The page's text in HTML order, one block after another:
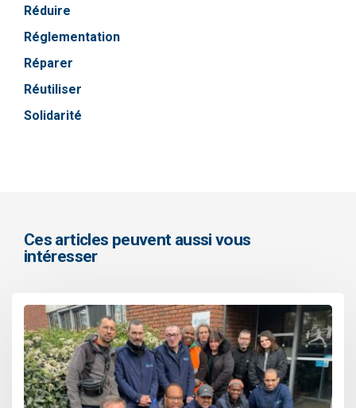
Réduire
Réglementation
Réparer
Réutiliser
Solidarité
Ces articles peuvent aussi vous
intéresser